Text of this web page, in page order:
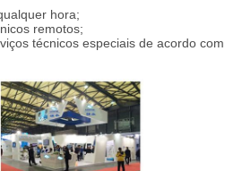
hora;
remotos;
técnicos especiais de acordo com